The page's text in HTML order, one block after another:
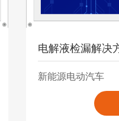
新能源电动汽车